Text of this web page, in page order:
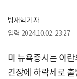
방재혁 기자
입력 2024.10.02. 23:27
미 뉴욕증시는 이
긴장에 하락세로